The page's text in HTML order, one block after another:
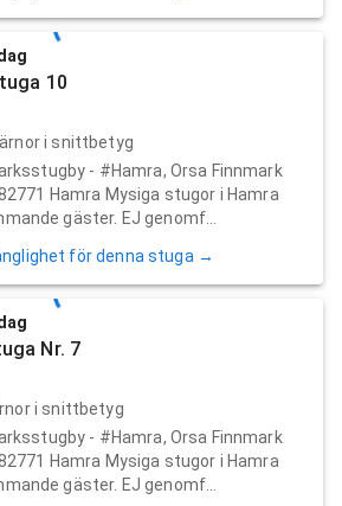
10
i snittbetyg
- #Hamra, Orsa Finnmark
Hamra Mysiga stugor i Hamra
gäster. EJ genomf...
för denna stuga →
Nr. 7
i snittbetyg
- #Hamra, Orsa Finnmark
Hamra Mysiga stugor i Hamra
gäster. EJ genomf...